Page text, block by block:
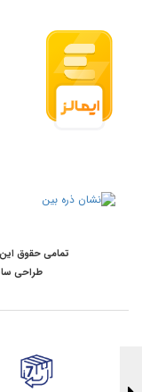
تمامی حقوق
طراحی